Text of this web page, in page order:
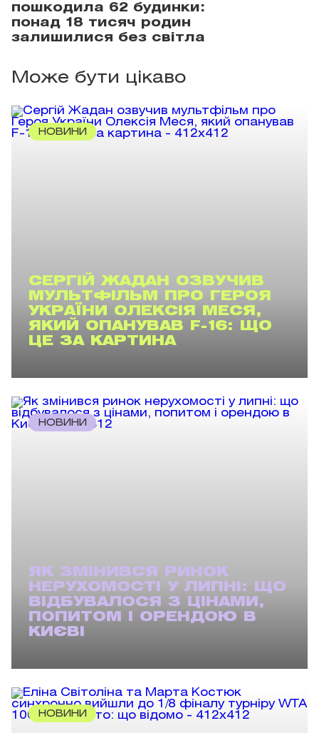
пошкодила 62 будинки:
понад 18 тисяч родин
залишилися без світла
Може бути цікаво
НОВИНИ
СЕРГІЙ ЖАДАН ОЗВУЧИВ
МУЛЬТФІЛЬМ ПРО ГЕРОЯ
УКРАЇНИ ОЛЕКСІЯ МЕСЯ,
ЯКИЙ ОПАНУВАВ F-16: ЩО
ЦЕ ЗА КАРТИНА
НОВИНИ
ЯК ЗМІНИВСЯ РИНОК
НЕРУХОМОСТІ У ЛИПНІ: ЩО
ВІДБУВАЛОСЯ З ЦІНАМИ,
ПОПИТОМ І ОРЕНДОЮ В
КИЄВІ
НОВИНИ